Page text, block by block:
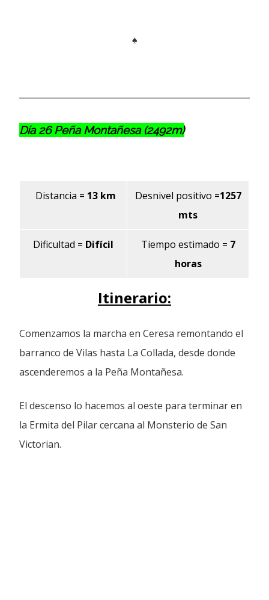
♠
Día 26 Peña Montañesa (2492m)
Distancia = 13 km Desnivel positivo =1257
mts
Dificultad = Difícil Tiempo estimado = 7
horas
Itinerario:
Comenzamos la marcha en Ceresa remontando el
barranco de Vilas hasta La Collada, desde donde
ascenderemos a la Peña Montañesa.
El descenso lo hacemos al oeste para terminar en
la Ermita del Pilar cercana al Monsterio de San
Victorian.